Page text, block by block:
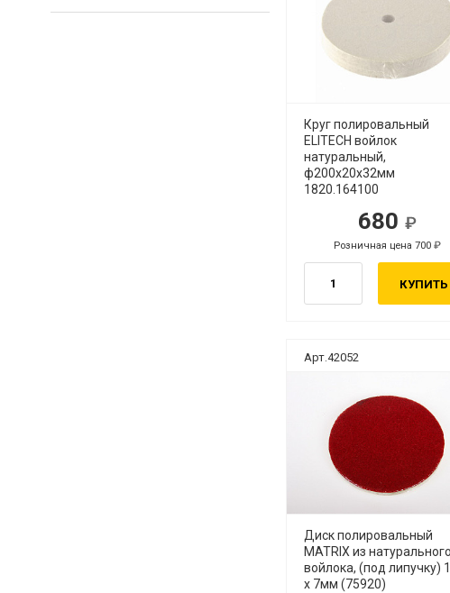
Круг полировальный
ELITECH войлок
натуральный,
ф200х20х32мм
1820.164100
680
Розничная цена 700
КУПИТЬ
руб.
руб.
Арт.42052
Диск полировальный
MATRIX из натурального
войлока, (под липучку)
х 7мм (75920)